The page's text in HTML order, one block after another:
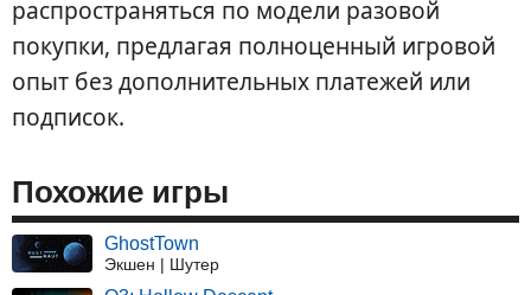
распространяться по модели разовой
покупки, предлагая полноценный игровой
опыт без дополнительных платежей или
подписок.
Похожие игры
GhostTown
Экшен | Шутер